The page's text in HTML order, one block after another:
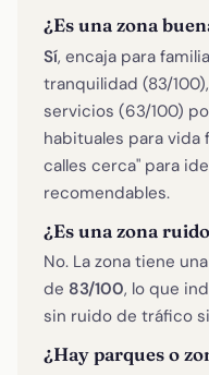
¿Es una zona
Sí, encaja para
tranquilidad (83/
servicios (63/100)
habituales para vida
calles cerca" para
recomendables.
¿Es una zona
No. La zona tiene
de 83/100, lo que
sin ruido de tráfico
¿Hay parques o